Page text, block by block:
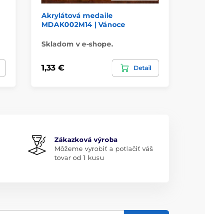
Akrylátová medaile
MDAK002M14 | Vánoce
Skladom v e-shope.
1,33 € Detail
Zákazková výroba
Môžeme vyrobiť a potlačiť váš
tovar od 1 kusu